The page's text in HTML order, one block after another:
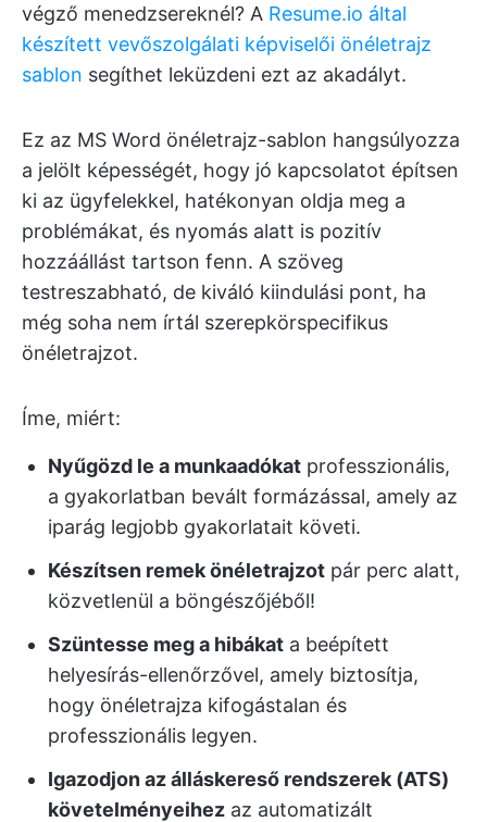
végző menedzsereknél? A Resume.io által
készített vevőszolgálati képviselői önéletrajz
sablon segíthet leküzdeni ezt az akadályt.
Ez az MS Word önéletrajz-sablon hangsúlyozza
a jelölt képességét, hogy jó kapcsolatot építsen
ki az ügyfelekkel, hatékonyan oldja meg a
problémákat, és nyomás alatt is pozitív
hozzáállást tartson fenn. A szöveg
testreszabható, de kiváló kiindulási pont, ha
még soha nem írtál szerepkörspecifikus
önéletrajzot.
Íme, miért:
Nyűgözd le a munkaadókat professzionális,
a gyakorlatban bevált formázással, amely az
iparág legjobb gyakorlatait követi.
Készítsen remek önéletrajzot pár perc alatt,
közvetlenül a böngészőjéből!
Szüntesse meg a hibákat a beépített
helyesírás-ellenőrzővel, amely biztosítja,
hogy önéletrajza kifogástalan és
professzionális legyen.
Igazodjon az álláskereső rendszerek (ATS)
követelményeihez az automatizált